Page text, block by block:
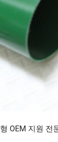
OEM 지원 전